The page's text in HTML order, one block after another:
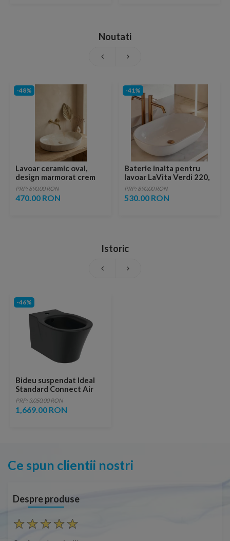
Noutati
-48%
Lavoar ceramic oval,
design marmorat crem
lucios cu vene aurii,
ventil inclus
PRP: 890.00 RON
470.00 RON
-41%
Baterie inalta pentru
lavoar LaVita Verdi 220,
fara ventil, brushed
copper
PRP: 890.00 RON
530.00 RON
Istoric
-46%
Bideu suspendat Ideal
Standard Connect Air
54x36 cm negru mat
PRP: 3,050.00 RON
1,669.00 RON
Ce spun clientii nostri
Despre produse